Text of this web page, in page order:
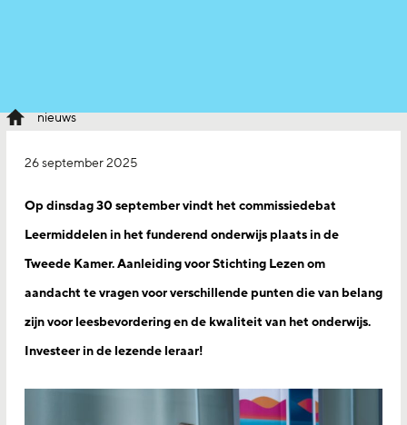
nieuws
26 september 2025
Op dinsdag 30 september vindt het commissiedebat
Leermiddelen in het funderend onderwijs plaats in de
Tweede Kamer. Aanleiding voor Stichting Lezen om
aandacht te vragen voor verschillende punten die van belang
zijn voor leesbevordering en de kwaliteit van het onderwijs.
Investeer in de lezende leraar!